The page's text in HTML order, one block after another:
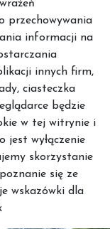
przechowywania
informacji na
innych firm,
ciasteczka
będzie
w tej witrynie i
jest wyłączenie
skorzystanie
się ze
wskazówki dla